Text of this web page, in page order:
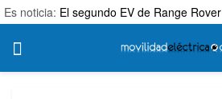
Es noticia: El segundo EV de Range Rover